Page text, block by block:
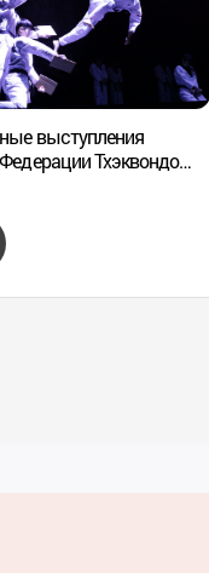
выступления
Тхэквондо
Кореи - Воин
원 태권도 시범단
Taekwondo - 달의